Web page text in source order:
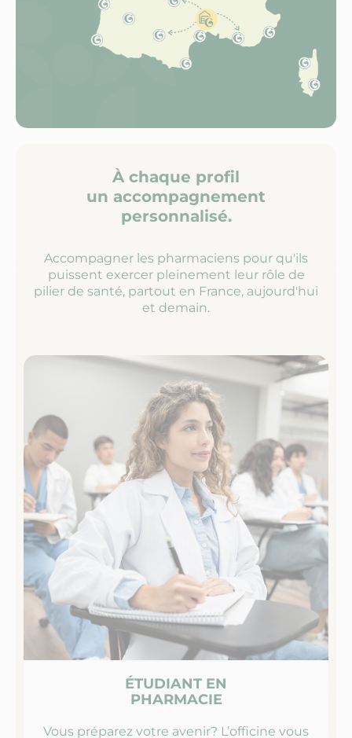
À chaque profil
un accompagnement
personnalisé.
Accompagner les pharmaciens pour qu'ils
puissent exercer pleinement leur rôle de
pilier de santé, partout en France, aujourd'hui
et demain.
ÉTUDIANT EN
PHARMACIE
Vous préparez votre avenir?​ L’officine vous